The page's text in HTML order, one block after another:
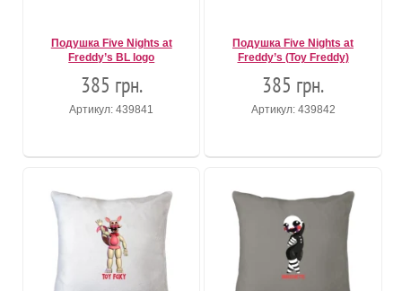
Подушка Five Nights at
Freddy’s BL logo
385 грн.
Артикул: 439841
Подушка Five Nights at
Freddy’s (Toy Freddy)
385 грн.
Артикул: 439842